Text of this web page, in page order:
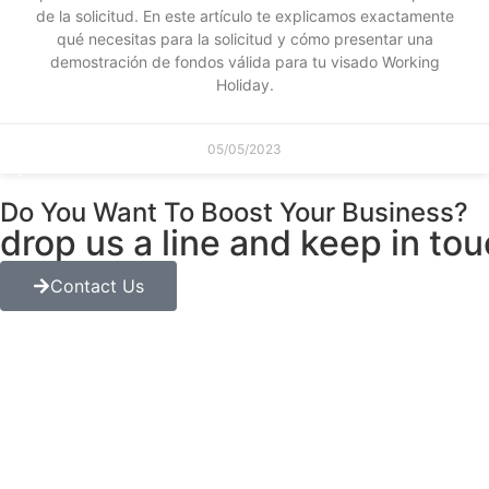
de la solicitud. En este artículo te explicamos exactamente
qué necesitas para la solicitud y cómo presentar una
demostración de fondos válida para tu visado Working
Holiday.
05/05/2023
Do You Want To Boost Your Business?
drop us a line and keep in
Contact Us